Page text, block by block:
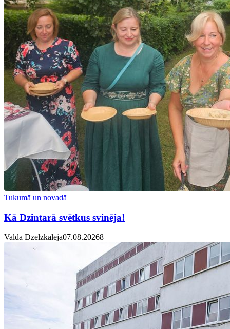
Tukumā un novadā
Kā Dzintarā svētkus svinēja!
Valda Dzelzkalēja07.08.20268